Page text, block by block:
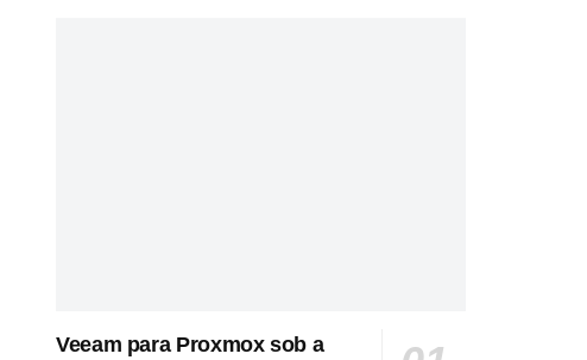
Veeam para Proxmox sob a